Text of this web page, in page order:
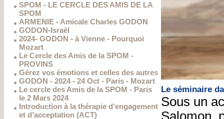
SPOM - LE CERCLE DES AMIS DE LA
SPOM
ARMENIE - Amicale Charles GODON
GODON-Israël
2024- GODON - à Vienne - Pourquoi
Mozart
Le Cercle des Amis de la SPOM -
PROVINS
Gérez vos émotions et celles des autres
GODON - 2024 - 24 Oct - Paris - Mozart
Le cercle des Amis de la SPOM - Paris
le 2 Mars 2024
Introduction à la thérapie d’engagement
et d’acceptation (ACT)
Le séminaire
Sous un
Salomon,